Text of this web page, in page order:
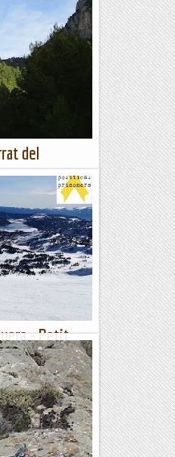
del
a
estava en
de cal ample
- Petit
mitjana (ME,
estació esquí
l'estació...